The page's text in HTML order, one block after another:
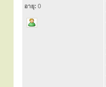
อายุ: 0